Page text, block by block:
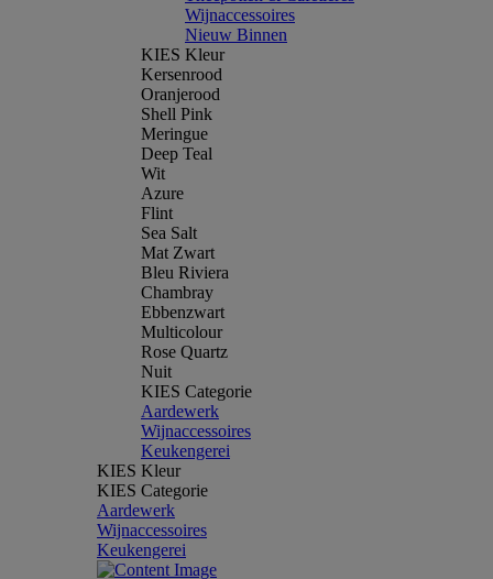
Wijnaccessoires
Nieuw Binnen
KIES Kleur
Kersenrood
Oranjerood
Shell Pink
Meringue
Deep Teal
Wit
Azure
Flint
Sea Salt
Mat Zwart
Bleu Riviera
Chambray
Ebbenzwart
Multicolour
Rose Quartz
Nuit
KIES Categorie
Aardewerk
Wijnaccessoires
Keukengerei
KIES Kleur
KIES Categorie
Aardewerk
Wijnaccessoires
Keukengerei